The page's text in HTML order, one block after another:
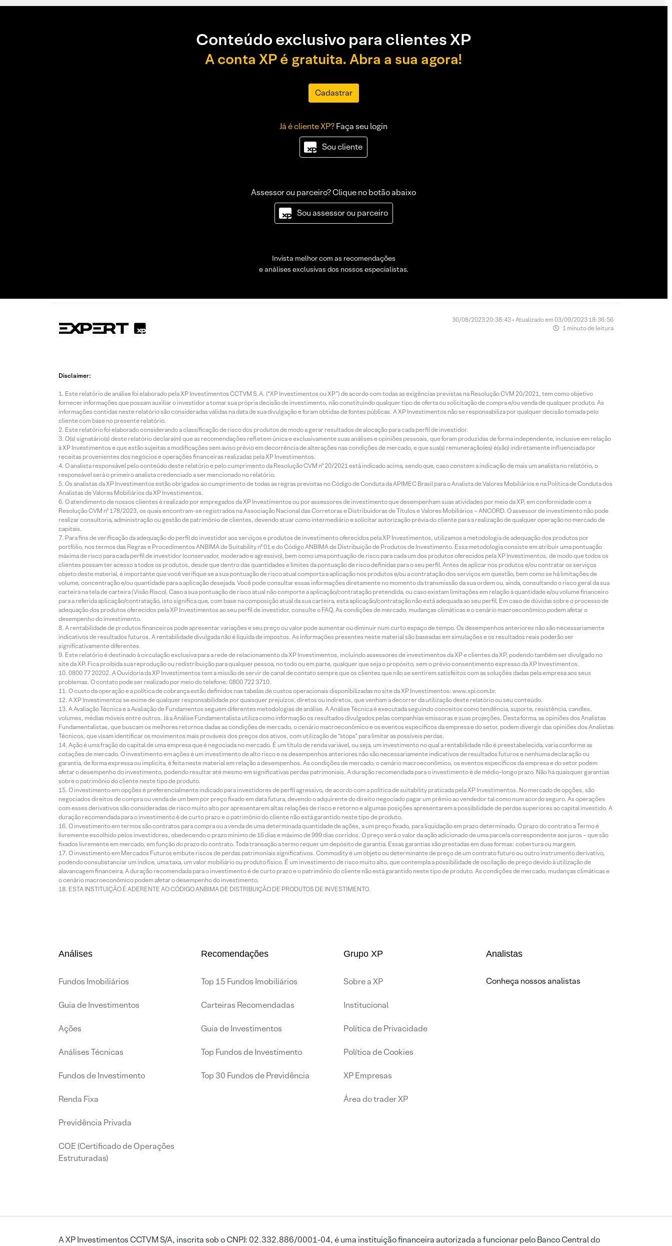
Conteúdo exclusivo para clientes XP
A conta XP é gratuita. Abra a sua agora!
Cadastrar
Já é cliente XP?Faça seu login
Sou cliente
Assessor ou parceiro? Clique no botão abaixo
Sou assessor ou parceiro
Invista melhor com as recomendações
e análises exclusivas dos nossos especialistas.
30/08/2023 20:38:43 • Atualizado em 03/09/2023 18:36:56
1 minuto de leitura
Disclaimer:
Este relatório de análise foi elaborado pela XP Investimentos CCTVM S.A. (“XP Investimentos ou XP”) de acordo com todas as exigências previstas na Resolução CVM 20/2021, tem como objetivo
fornecer informações que possam auxiliar o investidor a tomar sua própria decisão de investimento, não constituindo qualquer tipo de oferta ou solicitação de compra e/ou venda de qualquer produto. As
informações contidas neste relatório são consideradas válidas na data de sua divulgação e foram obtidas de fontes públicas. A XP Investimentos não se responsabiliza por qualquer decisão tomada pelo
cliente com base no presente relatório.
Este relatório foi elaborado considerando a classificação de risco dos produtos de modo a gerar resultados de alocação para cada perfil de investidor.
O(s) signatário(s) deste relatório declara(m) que as recomendações refletem única e exclusivamente suas análises e opiniões pessoais, que foram produzidas de forma independente, inclusive em relação
à XP Investimentos e que estão sujeitas a modificações sem aviso prévio em decorrência de alterações nas condições de mercado, e que sua(s) remuneração(es) é(são) indiretamente influenciada por
receitas provenientes dos negócios e operações financeiras realizadas pela XP Investimentos.
O analista responsável pelo conteúdo deste relatório e pelo cumprimento da Resolução CVM nº 20/2021 está indicado acima, sendo que, caso constem a indicação de mais um analista no relatório, o
responsável será o primeiro analista credenciado a ser mencionado no relatório.
Os analistas da XP Investimentos estão obrigados ao cumprimento de todas as regras previstas no Código de Conduta da APIMEC Brasil para o Analista de Valores Mobiliários e na Política de Conduta dos
Analistas de Valores Mobiliários da XP Investimentos.
O atendimento de nossos clientes é realizado por empregados da XP Investimentos ou por assessores de investimento que desempenham suas atividades por meio da XP, em conformidade com a
Resolução CVM nº 178/2023, os quais encontram-se registrados na Associação Nacional das Corretoras e Distribuidoras de Títulos e Valores Mobiliários – ANCORD. O assessor de investimento não pode
realizar consultoria, administração ou gestão de patrimônio de clientes, devendo atuar como intermediário e solicitar autorização prévia do cliente para a realização de qualquer operação no mercado de
capitais.
Para fins de verificação da adequação do perfil do investidor aos serviços e produtos de investimento oferecidos pela XP Investimentos, utilizamos a metodologia de adequação dos produtos por
portfólio, nos termos das Regras e Procedimentos ANBIMA de Suitability nº 01 e do Código ANBIMA de Distribuição de Produtos de Investimento. Essa metodologia consiste em atribuir uma pontuação
máxima de risco para cada perfil de investidor (conservador, moderado e agressivo), bem como uma pontuação de risco para cada um dos produtos oferecidos pela XP Investimentos, de modo que todos os
clientes possam ter acesso a todos os produtos, desde que dentro das quantidades e limites da pontuação de risco definidas para o seu perfil. Antes de aplicar nos produtos e/ou contratar os serviços
objeto deste material, é importante que você verifique se a sua pontuação de risco atual comporta a aplicação nos produtos e/ou a contratação dos serviços em questão, bem como se há limitações de
volume, concentração e/ou quantidade para a aplicação desejada. Você pode consultar essas informações diretamente no momento da transmissão da sua ordem ou, ainda, consultando o risco geral da sua
carteira na tela de carteira (Visão Risco). Caso a sua pontuação de risco atual não comporte a aplicação/contratação pretendida, ou caso existam limitações em relação à quantidade e/ou volume financeiro
para a referida aplicação/contratação, isto significa que, com base na composição atual da sua carteira, esta aplicação/contratação não está adequada ao seu perfil. Em caso de dúvidas sobre o processo de
adequação dos produtos oferecidos pela XP Investimentos ao seu perfil de investidor, consulte o FAQ. As condições de mercado, mudanças climáticas e o cenário macroeconômico podem afetar o
desempenho do investimento.
A rentabilidade de produtos financeiros pode apresentar variações e seu preço ou valor pode aumentar ou diminuir num curto espaço de tempo. Os desempenhos anteriores não são necessariamente
indicativos de resultados futuros. A rentabilidade divulgada não é líquida de impostos. As informações presentes neste material são baseadas em simulações e os resultados reais poderão ser
significativamente diferentes.
Este relatório é destinado à circulação exclusiva para a rede de relacionamento da XP Investimentos, incluindo assessores de investimentos da XP e clientes da XP, podendo também ser divulgado no
site da XP. Fica proibida sua reprodução ou redistribuição para qualquer pessoa, no todo ou em parte, qualquer que seja o propósito, sem o prévio consentimento expresso da XP Investimentos.
0800 77 20202. A Ouvidoria da XP Investimentos tem a missão de servir de canal de contato sempre que os clientes que não se sentirem satisfeitos com as soluções dadas pela empresa aos seus
problemas. O contato pode ser realizado por meio do telefone: 0800 722 3710.
O custo da operação e a política de cobrança estão definidos nas tabelas de custos operacionais disponibilizadas no site da XP Investimentos: www.xpi.com.br.
A XP Investimentos se exime de qualquer responsabilidade por quaisquer prejuízos, diretos ou indiretos, que venham a decorrer da utilização deste relatório ou seu conteúdo.
A Avaliação Técnica e a Avaliação de Fundamentos seguem diferentes metodologias de análise. A Análise Técnica é executada seguindo conceitos como tendência, suporte, resistência, candles,
volumes, médias móveis entre outros. Já a Análise Fundamentalista utiliza como informação os resultados divulgados pelas companhias emissoras e suas projeções. Desta forma, as opiniões dos Analistas
Fundamentalistas, que buscam os melhores retornos dadas as condições de mercado, o cenário macroeconômico e os eventos específicos da empresa e do setor, podem divergir das opiniões dos Analistas
Técnicos, que visam identificar os movimentos mais prováveis dos preços dos ativos, com utilização de “stops” para limitar as possíveis perdas.
Ação é uma fração do capital de uma empresa que é negociada no mercado. É um título de renda variável, ou seja, um investimento no qual a rentabilidade não é preestabelecida, varia conforme as
cotações de mercado. O investimento em ações é um investimento de alto risco e os desempenhos anteriores não são necessariamente indicativos de resultados futuros e nenhuma declaração ou
garantia, de forma expressa ou implícita, é feita neste material em relação a desempenhos. As condições de mercado, o cenário macroeconômico, os eventos específicos da empresa e do setor podem
afetar o desempenho do investimento, podendo resultar até mesmo em significativas perdas patrimoniais. A duração recomendada para o investimento é de médio-longo prazo. Não há quaisquer garantias
sobre o patrimônio do cliente neste tipo de produto.
O investimento em opções é preferencialmente indicado para investidores de perfil agressivo, de acordo com a política de suitability praticada pela XP Investimentos. No mercado de opções, são
negociados direitos de compra ou venda de um bem por preço fixado em data futura, devendo o adquirente do direito negociado pagar um prêmio ao vendedor tal como num acordo seguro. As operações
com esses derivativos são consideradas de risco muito alto por apresentarem altas relações de risco e retorno e algumas posições apresentarem a possibilidade de perdas superiores ao capital investido. A
duração recomendada para o investimento é de curto prazo e o patrimônio do cliente não está garantido neste tipo de produto.
O investimento em termos são contratos para compra ou a venda de uma determinada quantidade de ações, a um preço fixado, para liquidação em prazo determinado. O prazo do contrato a Termo é
livremente escolhido pelos investidores, obedecendo o prazo mínimo de 16 dias e máximo de 999 dias corridos. O preço será o valor da ação adicionado de uma parcela correspondente aos juros – que são
fixados livremente em mercado, em função do prazo do contrato. Toda transação a termo requer um depósito de garantia. Essas garantias são prestadas em duas formas: cobertura ou margem.
O investimento em Mercados Futuros embute riscos de perdas patrimoniais significativos. Commodity é um objeto ou determinante de preço de um contrato futuro ou outro instrumento derivativo,
podendo consubstanciar um índice, uma taxa, um valor mobiliário ou produto físico. É um investimento de risco muito alto, que contempla a possibilidade de oscilação de preço devido à utilização de
alavancagem financeira. A duração recomendada para o investimento é de curto prazo e o patrimônio do cliente não está garantido neste tipo de produto. As condições de mercado, mudanças climáticas e
o cenário macroeconômico podem afetar o desempenho do investimento.
ESTA INSTITUIÇÃO É ADERENTE AO CÓDIGO ANBIMA DE DISTRIBUIÇÃO DE PRODUTOS DE INVESTIMENTO.
Análises
Fundos Imobiliários
Guia de Investimentos
Ações
Análises Técnicas
Fundos de Investimento
Renda Fixa
Previdência Privada
COE (Certificado de Operações
Estruturadas)
Recomendações
Top 15 Fundos Imobiliários
Carteiras Recomendadas
Guia de Investimentos
Top Fundos de Investimento
Top 30 Fundos de Previdência
Grupo XP
Sobre a XP
Institucional
Política de Privacidade
Política de Cookies
XP Empresas
Área do trader XP
Analistas
Conheça nossos analistas
A XP Investimentos CCTVM S/A, inscrita sob o CNPJ: 02.332.886/0001-04, é uma instituição financeira autorizada a funcionar pelo Banco Central do